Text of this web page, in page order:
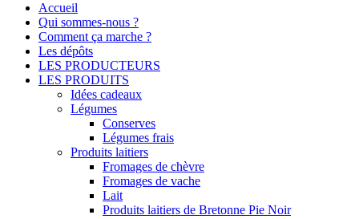
Accueil
Qui sommes-nous ?
Comment ça marche ?
Les dépôts
LES PRODUCTEURS
LES PRODUITS
Idées cadeaux
Légumes
Conserves
Légumes frais
Produits laitiers
Fromages de chèvre
Fromages de vache
Lait
Produits laitiers de Bretonne Pie Noir